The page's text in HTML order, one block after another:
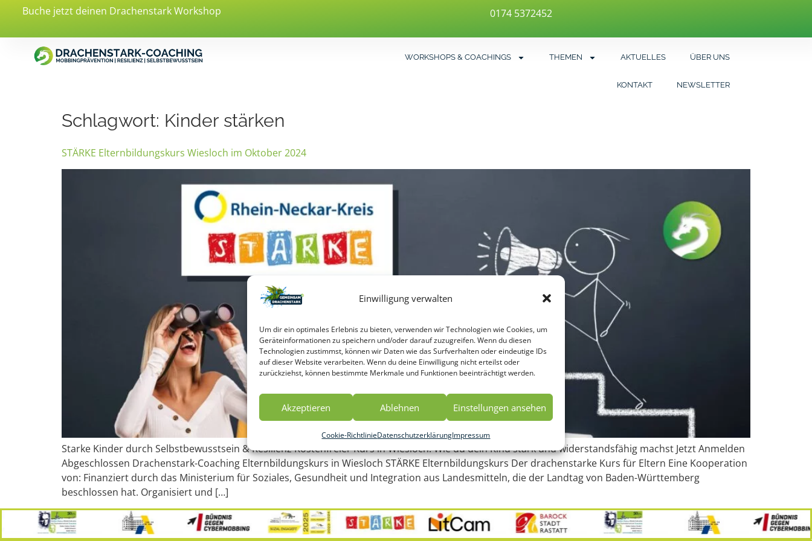
Einwilligung verwalten
Um dir ein optimales Erlebnis zu bieten, verwenden wir Technologien wie Cookies, um
Geräteinformationen zu speichern und/oder darauf zuzugreifen. Wenn du diesen
Technologien zustimmst, können wir Daten wie das Surfverhalten oder eindeutige IDs
auf dieser Website verarbeiten. Wenn du deine Einwilligung nicht erteilst oder
zurückziehst, können bestimmte Merkmale und Funktionen beeinträchtigt werden.
Akzeptieren Ablehnen Einstellungen ansehen
Cookie-RichtlinieDatenschutzerklärungImpressum
Buche jetzt deinen Drachenstark Workshop 0174 5372452
WORKSHOPS & COACHINGS THEMEN AKTUELLES ÜBER UNS
KONTAKT NEWSLETTER
Schlagwort: Kinder stärken
STÄRKE Elternbildungskurs Wiesloch im Oktober 2024
Starke Kinder durch Selbstbewusstsein & Resilienz Kostenfreier Kurs in Wiesloch: Wie du dein Kind stark und widerstandsfähig machst Jetzt Anmelden
Abgeschlossen Drachenstark-Coaching Elternbildungskurs in Wiesloch STÄRKE Elternbildungskurs Der drachenstarke Kurs für Eltern Eine Kooperation
von: Finanziert durch das Ministerium für Soziales, Gesundheit und Integration aus Landesmitteln, die der Landtag von Baden-Württemberg
beschlossen hat. Organisiert und […]